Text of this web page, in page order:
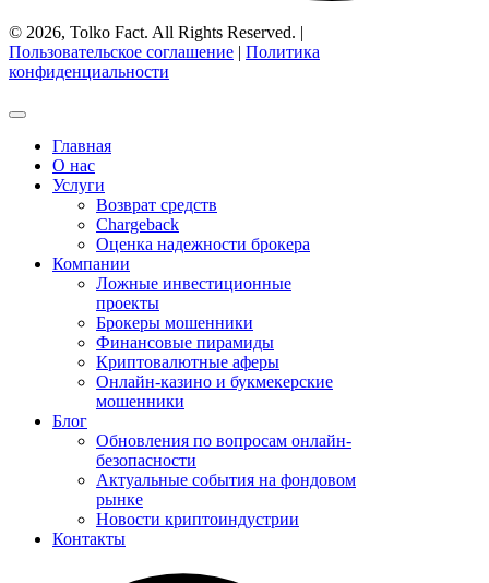
© 2026, Tolko Fact. All Rights Reserved. |
Пользовательское соглашение | Политика
конфиденциальности
Главная
О нас
Услуги
Возврат средств
Chargeback
Оценка надежности брокера
Компании
Ложные инвестиционные
проекты
Брокеры мошенники
Финансовые пирамиды
Криптовалютные аферы
Онлайн-казино и букмекерские
мошенники
Блог
Обновления по вопросам онлайн-
безопасности
Актуальные события на фондовом
рынке
Новости криптоиндустрии
Контакты